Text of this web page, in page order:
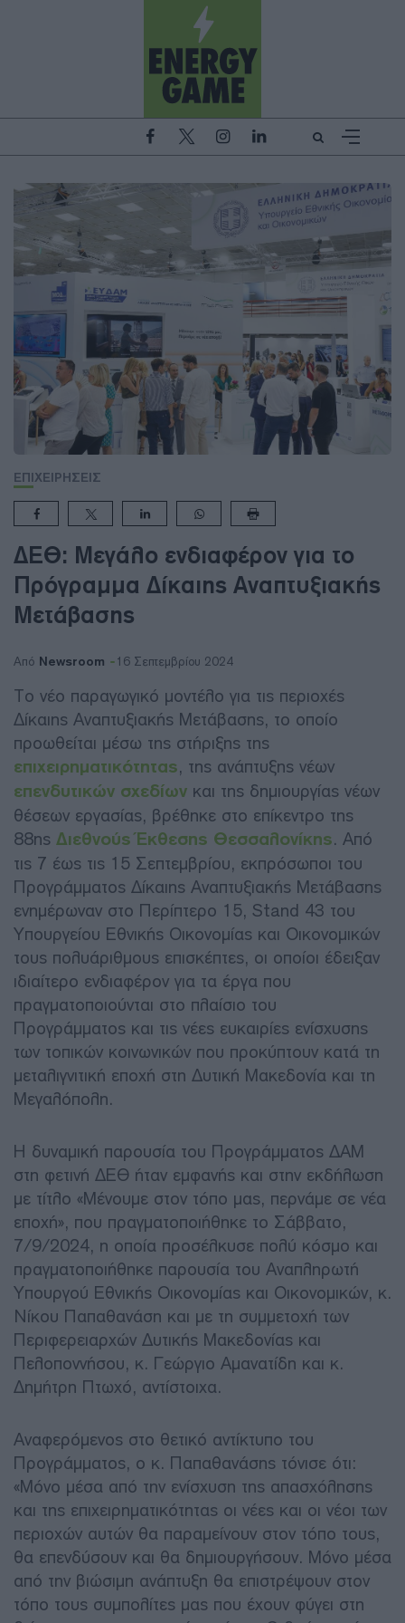
ΕΠΙΧΕΙΡΗΣΕΙΣ
ΔΕΘ: Μεγάλο ενδιαφέρον για το
Πρόγραμμα Δίκαιης Αναπτυξιακής
Μετάβασης
Από Newsroom 16 Σεπτεμβρίου 2024
Το νέο παραγωγικό μοντέλο για τις περιοχές
Δίκαιης Αναπτυξιακής Μετάβασης, το οποίο
προωθείται μέσω της στήριξης της
επιχειρηματικότητας, της ανάπτυξης νέων
επενδυτικών σχεδίων και της δημιουργίας νέων
θέσεων εργασίας, βρέθηκε στο επίκεντρο της
88ης Διεθνούς Έκθεσης Θεσσαλονίκης. Από
τις 7 έως τις 15 Σεπτεμβρίου, εκπρόσωποι του
Προγράμματος Δίκαιης Αναπτυξιακής Μετάβασης
ενημέρωναν στο Περίπτερο 15, Stand 43 του
Υπουργείου Εθνικής Οικονομίας και Οικονομικών
τους πολυάριθμους επισκέπτες, οι οποίοι έδειξαν
ιδιαίτερο ενδιαφέρον για τα έργα που
πραγματοποιούνται στο πλαίσιο του
Προγράμματος και τις νέες ευκαιρίες ενίσχυσης
των τοπικών κοινωνικών που προκύπτουν κατά τη
μεταλιγνιτική εποχή στη Δυτική Μακεδονία και τη
Μεγαλόπολη.
Η δυναμική παρουσία του Προγράμματος ΔΑΜ
στη φετινή ΔΕΘ ήταν εμφανής και στην εκδήλωση
με τίτλο «Μένουμε στον τόπο μας, περνάμε σε νέα
εποχή», που πραγματοποιήθηκε το Σάββατο,
7/9/2024, η οποία προσέλκυσε πολύ κόσμο και
πραγματοποιήθηκε παρουσία του Αναπληρωτή
Υπουργού Εθνικής Οικονομίας και Οικονομικών, κ.
Νίκου Παπαθανάση και με τη συμμετοχή των
Περιφερειαρχών Δυτικής Μακεδονίας και
Πελοποννήσου, κ. Γεώργιο Αμανατίδη και κ.
Δημήτρη Πτωχό, αντίστοιχα.
Αναφερόμενος στο θετικό αντίκτυπο του
Προγράμματος, ο κ. Παπαθανάσης τόνισε ότι:
«Μόνο μέσα από την ενίσχυση της απασχόλησης
και της επιχειρηματικότητας οι νέες και οι νέοι των
περιοχών αυτών θα παραμείνουν στον τόπο τους,
θα επενδύσουν και θα δημιουργήσουν. Μόνο μέσα
από την βιώσιμη ανάπτυξη θα επιστρέψουν στον
τόπο τους συμπολίτες μας που έχουν φύγει στη